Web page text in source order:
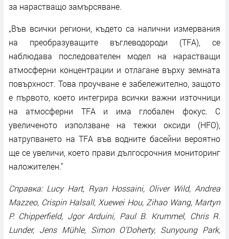
за нарастващо замърсяване.
„Във всички региони, където са налични измервания
на преобразуващите въглеводороди (TFA), се
наблюдава последователен модел на нарастващи
атмосферни концентрации и отлагане върху земната
повърхност. Това проучване е забележително, защото
е първото, което интегрира всички важни източници
на атмосферни TFA и има глобален фокус. С
увеличеното използване на тежки оксиди (HFO),
натрупването на TFA във водните басейни вероятно
ще се увеличи, което прави дългосрочния мониторинг
наложителен."
Справка: Lucy Hart, Ryan Hossaini, Oliver Wild, Andrea
Mazzeo, Crispin Halsall, Xuewei Hou, Zihao Wang, Martyn
P. Chipperfield, Jgor Arduini, Paul B. Krummel, Chris R.
Lunder, Jens Mühle, Simon O’Doherty, Sunyoung Park,